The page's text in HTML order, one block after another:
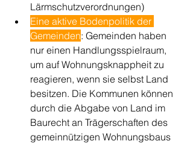
Lärmschutzverordnungen)
Eine aktive Bodenpolitik der
Gemeinden: Gemeinden haben
nur einen Handlungsspielraum,
um auf Wohnungsknappheit zu
reagieren, wenn sie selbst Land
besitzen. Die Kommunen können
durch die Abgabe von Land im
Baurecht an Trägerschaften des
gemeinnützigen Wohnungsbaus